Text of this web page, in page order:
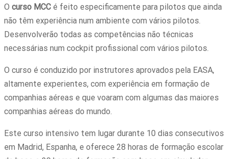
O curso MCC é feito especificamente para pilotos que ainda
não têm experiência num ambiente com vários pilotos.
Desenvolverão todas as competências não técnicas
necessárias num cockpit profissional com vários pilotos.
O curso é conduzido por instrutores aprovados pela EASA,
altamente experientes, com experiência em formação de
companhias aéreas e que voaram com algumas das maiores
companhias aéreas do mundo.
Este curso intensivo tem lugar durante 10 dias consecutivos
em Madrid, Espanha, e oferece 28 horas de formação escolar